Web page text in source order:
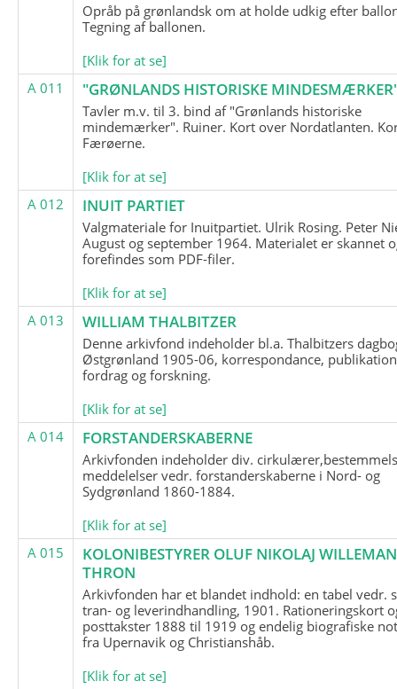
Opråb på grønlandsk om at holde udkig efter
Tegning af ballonen.
[Klik for at se]
A 011
"GRØNLANDS HISTORISKE
Tavler m.v. til 3. bind af "Grønlands historiske
mindemærker". Ruiner. Kort over Nordatlanten.
Færøerne.
[Klik for at se]
A 012
INUIT PARTIET
Valgmateriale for Inuitpartiet. Ulrik Rosing. Peter
August og september 1964. Materialet er skannet
forefindes som PDF-filer.
[Klik for at se]
A 013
WILLIAM THALBITZER
Denne arkivfond indeholder bl.a. Thalbitzers
Østgrønland 1905-06, korrespondance,
fordrag og forskning.
[Klik for at se]
A 014
FORSTANDERSKABERNE
Arkivfonden indeholder div.
meddelelser vedr. forstanderskaberne i Nord- og
Sydgrønland 1860-1884.
[Klik for at se]
A 015
KOLONIBESTYRER OLUF NIKOLAJ
THRON
Arkivfonden har et blandet indhold: en tabel vedr.
tran- og leverindhandling, 1901. Rationeringskort
posttakster 1888 til 1919 og endelig biografiske
fra Upernavik og Christianshåb.
[Klik for at se]